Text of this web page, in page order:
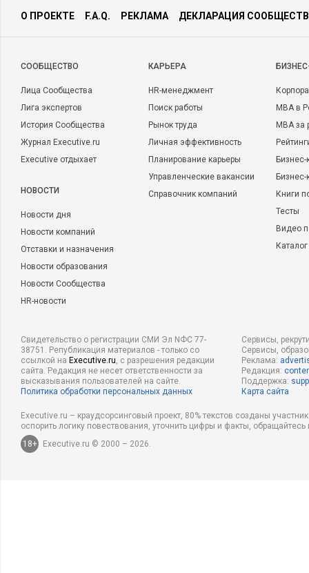
О ПРОЕКТЕ F.A.Q. РЕКЛАМА ДЕКЛАРАЦИЯ
CООБЩЕСТВО
Лица Сообщества
Лига экспертов
История Сообщества
Журнал Executive.ru
Executive отдыхает
НОВОСТИ
Новости дня
Новости компаний
Отставки и назначения
Новости образования
Новости Сообщества
HR-новости
КАРЬЕРА
HR-менеджмент
Поиск работы
Рынок труда
Личная эффективность
Планирование карьеры
Управленческие вакансии
Справочник компаний
MBA в
MBA
Бизнес-
Книги
Тесты
Видео
Свидетельство о регистрации СМИ Эл NФС 77-
38751. Републикация материалов - только со
ссылкой на Executive.ru, с разрешения редакции
сайта. Редакция не несет ответственности за
высказывания пользователей на сайте.
Политика обработки персональных данных
Сервисы,
Сервисы,
Реклама:
Редакция:
Поддержка:
Карта сайта
Executive.ru – краудсорсинговый проект, 80% текстов созданы
оспорить логику повествования, уточнить цифры и факты,
18+
Executive.ru © 2000 – 2026.